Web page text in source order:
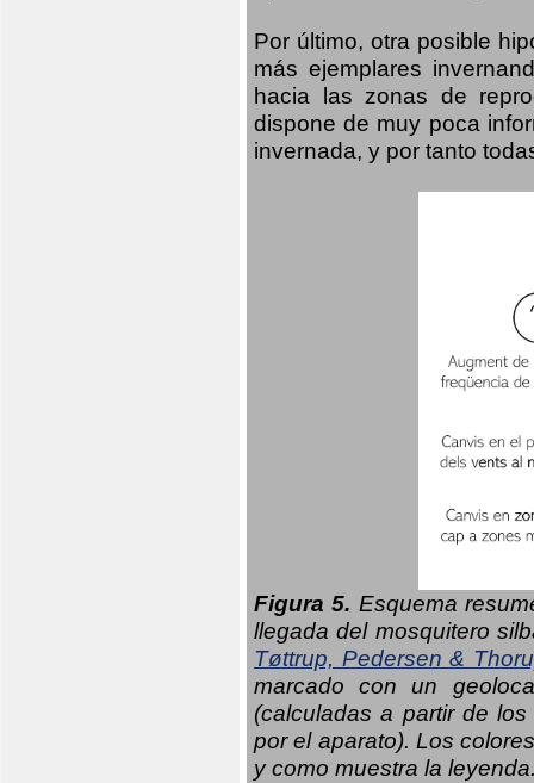
Por último, otra posible
más ejemplares
hacia las zonas de
dispone de muy poca
invernada, y por tanto
Figura 5. Esquema
llegada del mosquitero
Tøttrup, Pedersen &
marcado con un
(calculadas a partir de
por el aparato). Los
y como muestra la